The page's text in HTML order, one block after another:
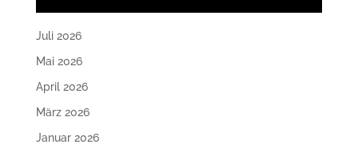
Juli 2026
Mai 2026
April 2026
März 2026
Januar 2026